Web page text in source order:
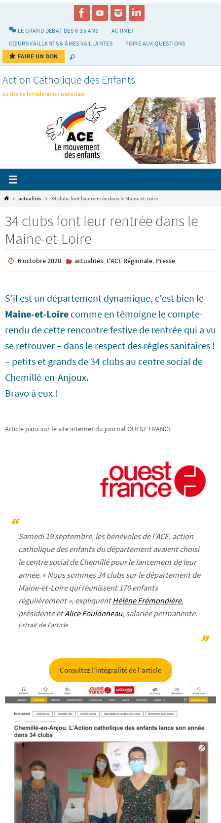
LE GRAND DÉBAT DES 6-15 ANS
ACTINET
CŒURS VAILLANTS & ÂMES VAILLANTES
FOIRE AUX QUESTIONS
FAIRE UN DON
Action Catholique des Enfants
Le site de la Fédération nationale
Homeactualités 34 clubs font leur rentrée dans le Maine-et-Loire
34 clubs font leur rentrée dans le
Maine-et-Loire
6 octobre 2020 actualités, L'ACE Régionale, Presse
S’il est un département dynamique, c’est bien le
Maine-et-Loire comme en témoigne le compte-
rendu de cette rencontre festive de rentrée qui a vu
se retrouver – dans le respect des règles sanitaires !
– petits et grands de 34 clubs au centre social de
Chemillé-en-Anjoux.
Bravo à eux !
Article paru sur le site internet du journal OUEST FRANCE
Samedi 19 septembre, les bénévoles de l’ACE, action
catholique des enfants du département avaient choisi
le centre social de Chemillé pour le lancement de leur
année. « Nous sommes 34 clubs sur le département de
Maine-et-Loire qui réunissent 170 enfants
régulièrement», expliquentHélène Frémondière,
présidente etAlice Foulonneau, salariée permanente.
Extrait de l’article
Consultez l’intégralité de l’article